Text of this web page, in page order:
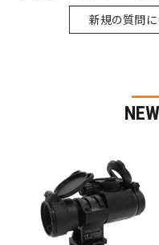
新規の質問